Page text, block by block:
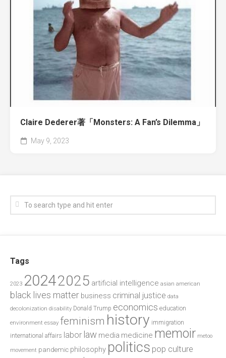
Claire Dederer著「Monsters: A Fan’s Dilemma」
May 9, 2023
Tags
2023 20242025 artificial intelligence asian american
black lives matter business criminal justice data
decolonization disability Donald Trump economics education
environment essay feminism history immigration
international affairs labor law media medicine memoir metoo
movement pandemic philosophy politics pop culture